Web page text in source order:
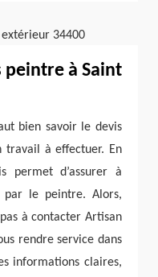
peintre à Saint
bien savoir le devis
travail à effectuer. En
permet d’assurer à
par le peintre. Alors,
à contacter Artisan
rendre service dans
informations claires,